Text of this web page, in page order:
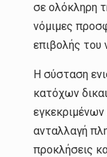
σε ολόκληρη
νόμιμες
επιβολής του
Η σύσταση
κατόχων
ανταλλαγή
προκλήσεις